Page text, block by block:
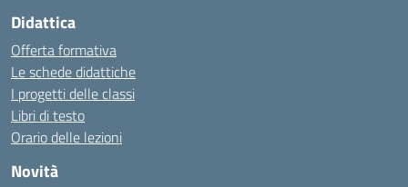
Didattica
Offerta formativa
Le schede didattiche
I progetti delle classi
Libri di testo
Orario delle lezioni
Novità